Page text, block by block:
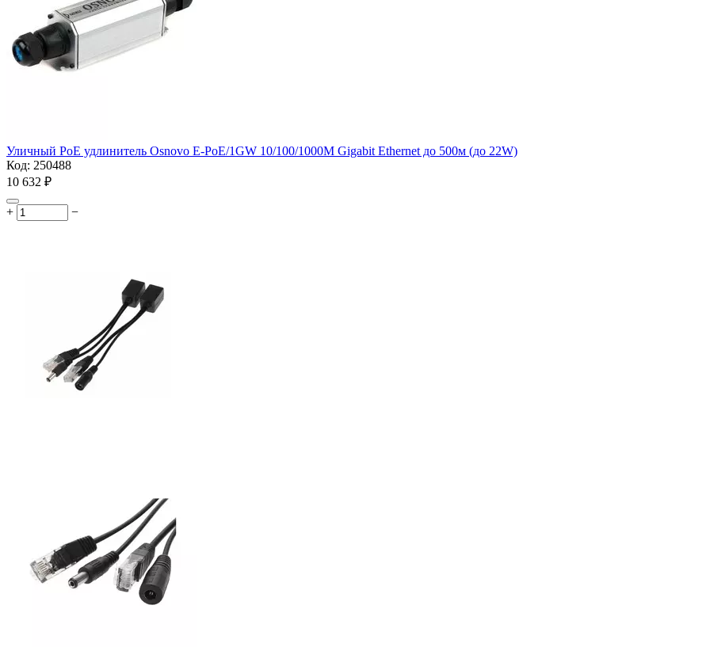
Уличный PoE удлинитель Osnovo E-PoE/1GW 10/100/1000M Gigabit Ethernet до 500м (до 22W)
Код: 250488
10 632 ₽
+ −